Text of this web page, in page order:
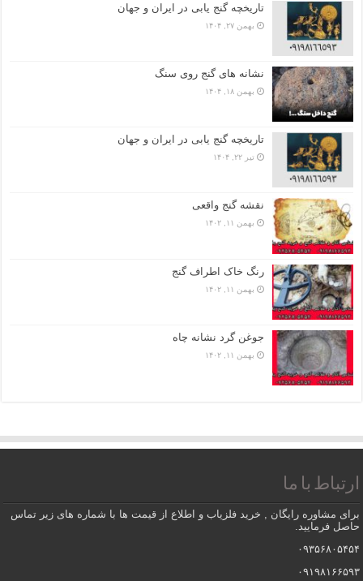
تاریخچه گنج‌ یابی در ایران و جهان
بهمن ۲۷, ۱۴۰۴
نشانه های گنج روی سنگ
بهمن ۱۸, ۱۴۰۴
تاریخچه گنج‌ یابی در ایران و جهان
تیر ۲۲, ۱۴۰۴
نقشه گنج واقعی
بهمن ۱۱, ۱۴۰۲
رنگ خاک اطراف گنج
بهمن ۱۱, ۱۴۰۲
جوغن گرد نشانه چاه
بهمن ۱۱, ۱۴۰۲
ارتباط با ما
برای مشاوره رایگان , خرید فلزیاب و اطلاع از قیمت ها با شماره های زیر تماس
حاصل فرمایید.
۰۹۳۵۶۸۰۵۴۵۴
۰۹۱۹۸۱۶۶۵۹۳